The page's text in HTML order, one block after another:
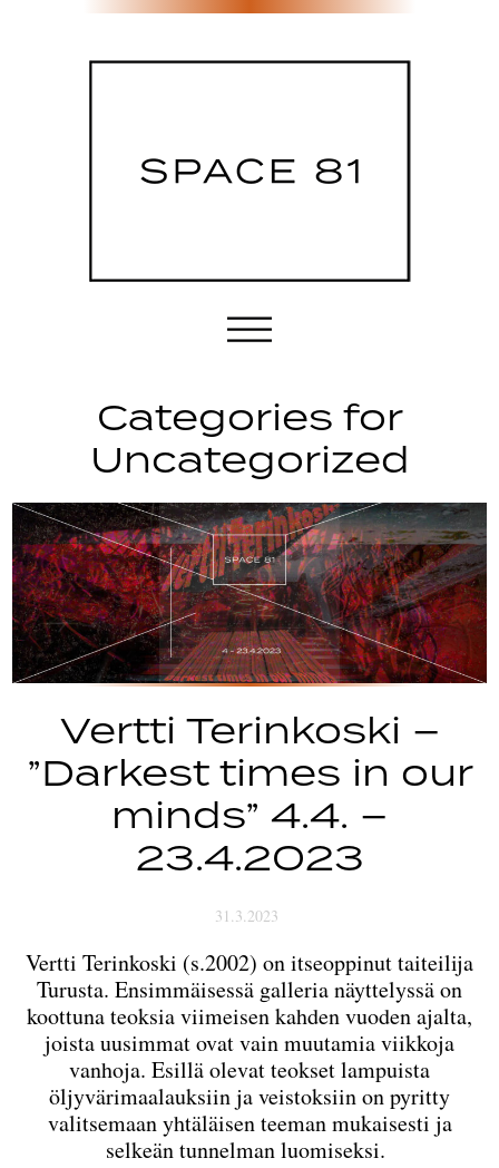
Tila & palvelut
Sijainti
Tapahtumat
Yhteys
Categories for
Uncategorized
Vertti Terinkoski –
”Darkest times in our
minds” 4.4. –
23.4.2023
31.3.2023
Vertti Terinkoski (s.2002) on itseoppinut taiteilija
Turusta. Ensimmäisessä galleria näyttelyssä on
koottuna teoksia viimeisen kahden vuoden ajalta,
joista uusimmat ovat vain muutamia viikkoja
vanhoja. Esillä olevat teokset lampuista
öljyvärimaalauksiin ja veistoksiin on pyritty
valitsemaan yhtäläisen teeman mukaisesti ja
selkeän tunnelman luomiseksi.